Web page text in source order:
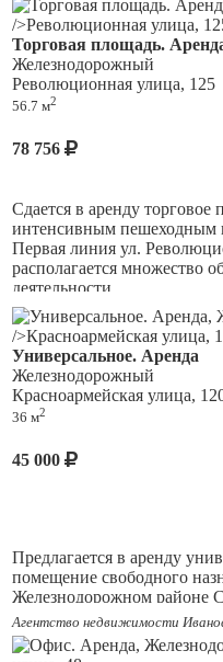
Удобное местоположение
Тухачевская.тц караван.
вертикаль, жк королев,
Торговая площадь.
Железнодорожный
Революционная улица, 125
56.7 м2
78 756
Сдается в аренду
интенсивным пешеходным
Первая линия ул.
располагается множество
деятельности.
Помещение отлично
всегда будет на виду.
На объекте выполнен
электрическая мощность 5
Универсальное. Аренда
Железнодорожный
Красноармейская улица,
36 м2
45 000
Предлагается в аренду
помещение свободного
Железнодорожном районе
Красноармейская, дом 120.
Помещение находится на
Агентство недвижимости